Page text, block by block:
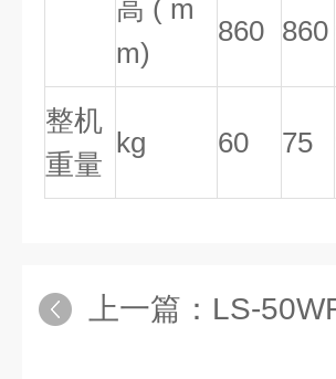
高 ( m
m)
860 860
整机
重量
kg 60 75
上一篇： LS-50WF